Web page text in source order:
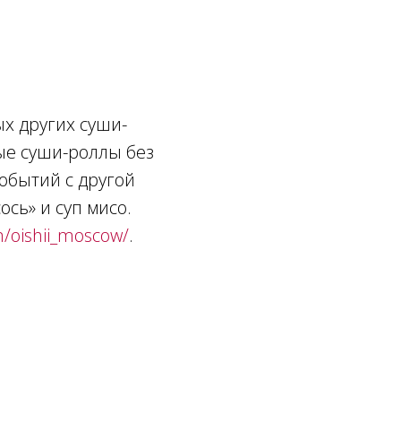
других суши-
суши-роллы без
с другой
и суп мисо.
.